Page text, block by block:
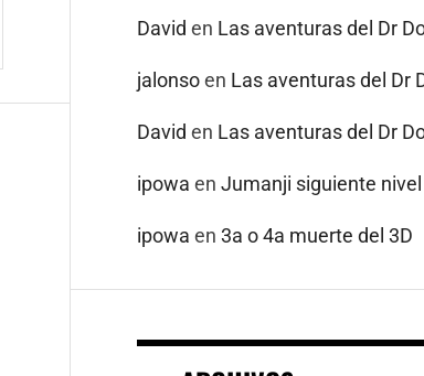
David en Las aventuras del Dr
jalonsoen Las aventuras del Dr
David en Las aventuras del Dr
ipowa enJumanji siguiente nivel
ipowa en3a o 4a muerte del 3D